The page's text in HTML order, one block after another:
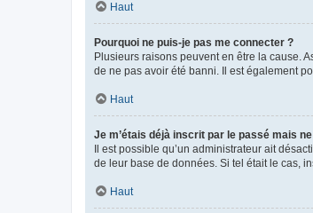
Haut
Pourquoi ne puis-je pas me connecter ?
Plusieurs raisons peuvent en être la cause.
de ne pas avoir été banni. Il est également
Haut
Je m’étais déjà inscrit par le passé mais
Il est possible qu’un administrateur ait
de leur base de données. Si tel était le cas,
Haut